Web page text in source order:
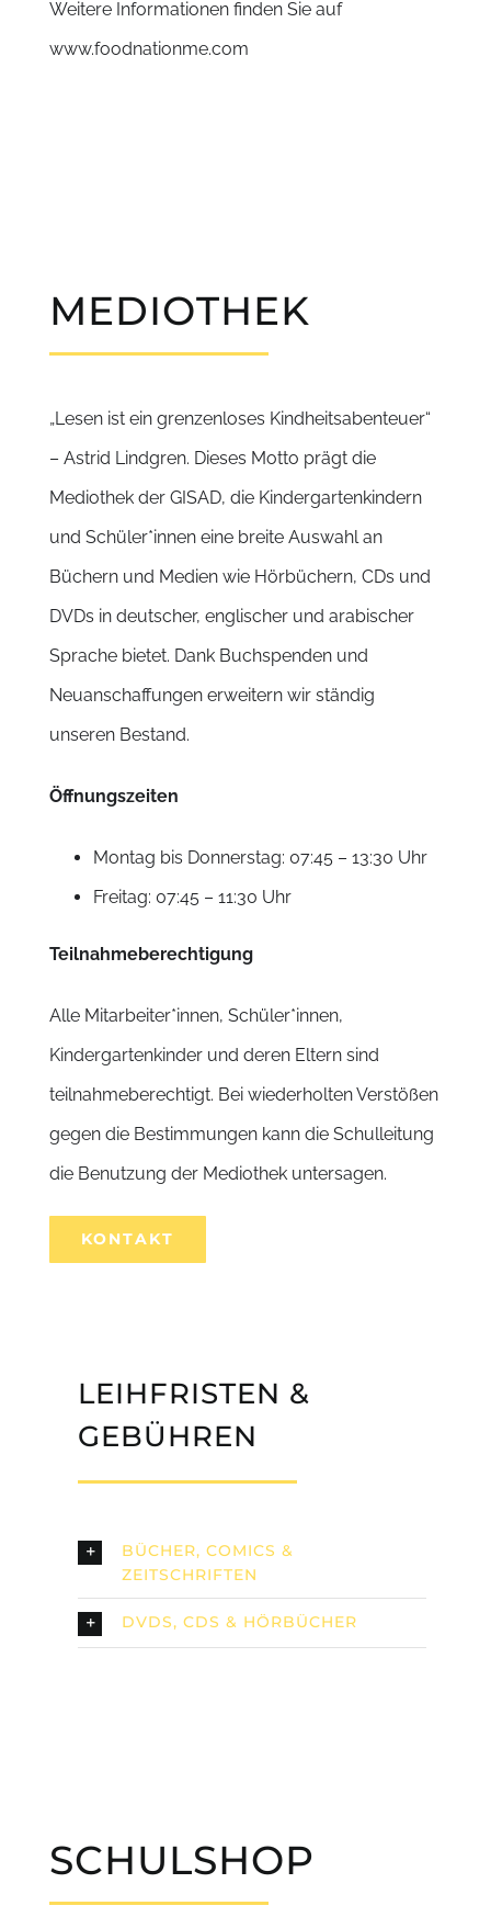
Weitere Informationen finden Sie auf
www.foodnationme.com
MEDIOTHEK
„Lesen ist ein grenzenloses Kindheitsabenteuer“
– Astrid Lindgren. Dieses Motto prägt die
Mediothek der GISAD, die Kindergartenkindern
und Schüler*innen eine breite Auswahl an
Büchern und Medien wie Hörbüchern, CDs und
DVDs in deutscher, englischer und arabischer
Sprache bietet. Dank Buchspenden und
Neuanschaffungen erweitern wir ständig
unseren Bestand.
Öffnungszeiten
Montag bis Donnerstag: 07:45 – 13:30 Uhr
Freitag: 07:45 – 11:30 Uhr
Teilnahmeberechtigung
Alle Mitarbeiter*innen, Schüler*innen,
Kindergartenkinder und deren Eltern sind
teilnahmeberechtigt. Bei wiederholten Verstößen
gegen die Bestimmungen kann die Schulleitung
die Benutzung der Mediothek untersagen.
KONTAKT
LEIHFRISTEN &
GEBÜHREN
BÜCHER, COMICS &
ZEITSCHRIFTEN
DVDS, CDS & HÖRBÜCHER
SCHULSHOP